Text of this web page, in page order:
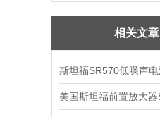
相关文章